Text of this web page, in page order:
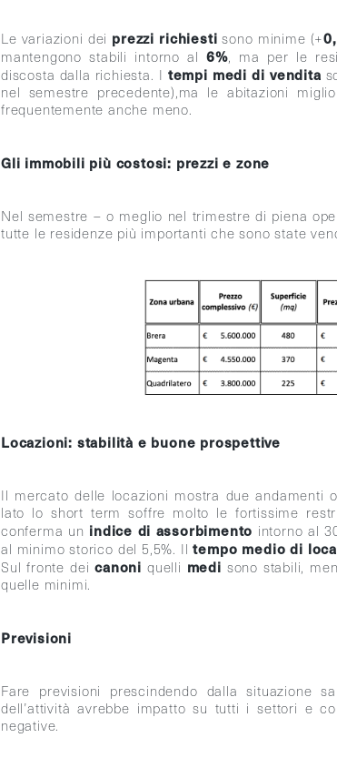
Le variazioni dei prezzi richiesti sono minime (+
mantengono stabili intorno al6%, ma per le
discosta dalla richiesta. I tempi medi di vendita
nel semestre precedente),ma le abitazioni
frequentemente anche meno.
Gli immobili più costosi: prezzi e zone
Nel semestre – o meglio nel trimestre di piena
tutte le residenze più importanti che sono state
Locazioni: stabilità e buone prospettive
Il mercato delle locazioni mostra due andamenti
lato lo short term soffre molto le fortissime
conferma un indice di assorbimento intorno al
al minimo storico del 5,5%. Iltempo medio di
Sul fronte deicanoni quelli medi sono stabili,
quelle minimi.
Previsioni
Fare previsioni prescindendo dalla situazione
dell’attività avrebbe impatto su tutti i settori e
negative.